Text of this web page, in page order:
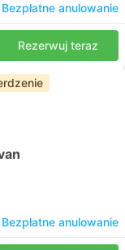
Bezpłatne anulowanie
Rezerwuj teraz
Bezpłatne anulowanie